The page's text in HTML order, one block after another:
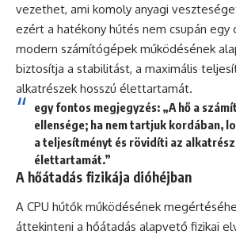
vezethet, ami komoly anyagi
ezért a hatékony hűtés nem csupán egy
modern számítógépek működésének
biztosítja a stabilitást, a maximális
alkatrészek hosszú élettartamát.
egy fontos megjegyzés: „A hő a
ellensége; ha nem tartjuk kordában,
a teljesítményt és rövidíti az
élettartamát.”
A hőátadás fizikája dióhéjban
A CPU hűtők működésének
áttekinteni a hőátadás alapvető fizikai